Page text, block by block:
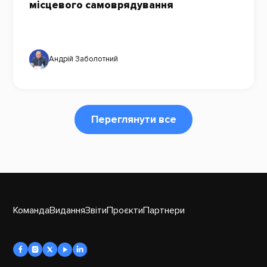
місцевого самоврядування
Андрій Заболотний
Переглянути все
КомандаВиданняЗвітиПроєктиПартнери